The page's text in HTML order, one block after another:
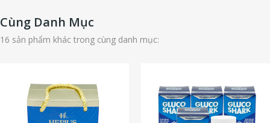
Cùng Danh Mục
16 sản phẩm khác trong cùng danh mục: